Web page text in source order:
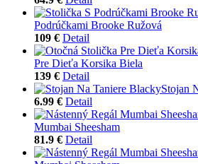
Podrúčkami Brooke Ružová
109 € Detail
Pre Dieťa Korsika Biela
139 € Detail
Stojan
6.99 € Detail
Mumbai Sheesham
81.9 € Detail